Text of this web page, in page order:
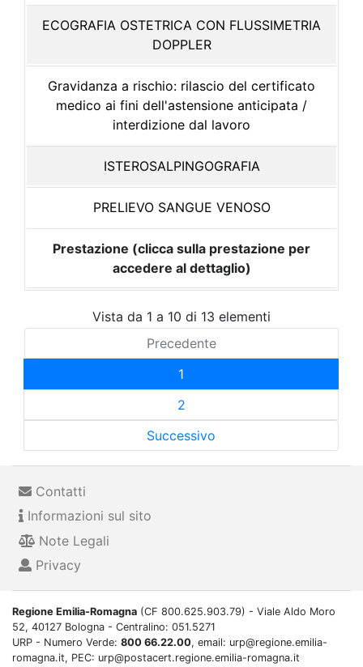
ECOGRAFIA OSTETRICA CON FLUSSIMETRIA
DOPPLER
Gravidanza a rischio: rilascio del certificato
medico ai fini dell'astensione anticipata /
interdizione dal lavoro
ISTEROSALPINGOGRAFIA
PRELIEVO SANGUE VENOSO
Prestazione (clicca sulla prestazione per
accedere al dettaglio)
Vista da 1 a 10 di 13 elementi
Precedente
1
2
Successivo
Contatti
Informazioni sul sito
Note Legali
Privacy
Regione Emilia-Romagna (CF 800.625.903.79) - Viale Aldo Moro
52, 40127 Bologna - Centralino: 051.5271
URP - Numero Verde: 800 66.22.00, email: urp@regione.emilia-
romagna.it, PEC: urp@postacert.regione.emilia-romagna.it